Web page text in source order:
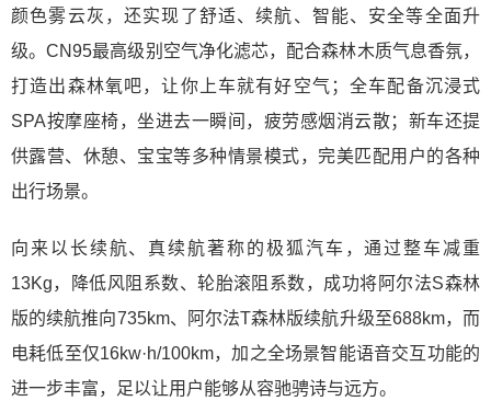
颜色雾云灰，还实现了舒适、续航、智能、安全等全面升
级。CN95最高级别空气净化滤芯，配合森林木质气息香氛，
打造出森林氧吧，让你上车就有好空气；全车配备沉浸式
SPA按摩座椅，坐进去一瞬间，疲劳感烟消云散；新车还提
供露营、休憩、宝宝等多种情景模式，完美匹配用户的各种
出行场景。
向来以长续航、真续航著称的极狐汽车，通过整车减重
13Kg，降低风阻系数、轮胎滚阻系数，成功将阿尔法S森林
版的续航推向735km、阿尔法T森林版续航升级至688km，而
电耗低至仅16kw·h/100km，加之全场景智能语音交互功能的
进一步丰富，足以让用户能够从容驰骋诗与远方。